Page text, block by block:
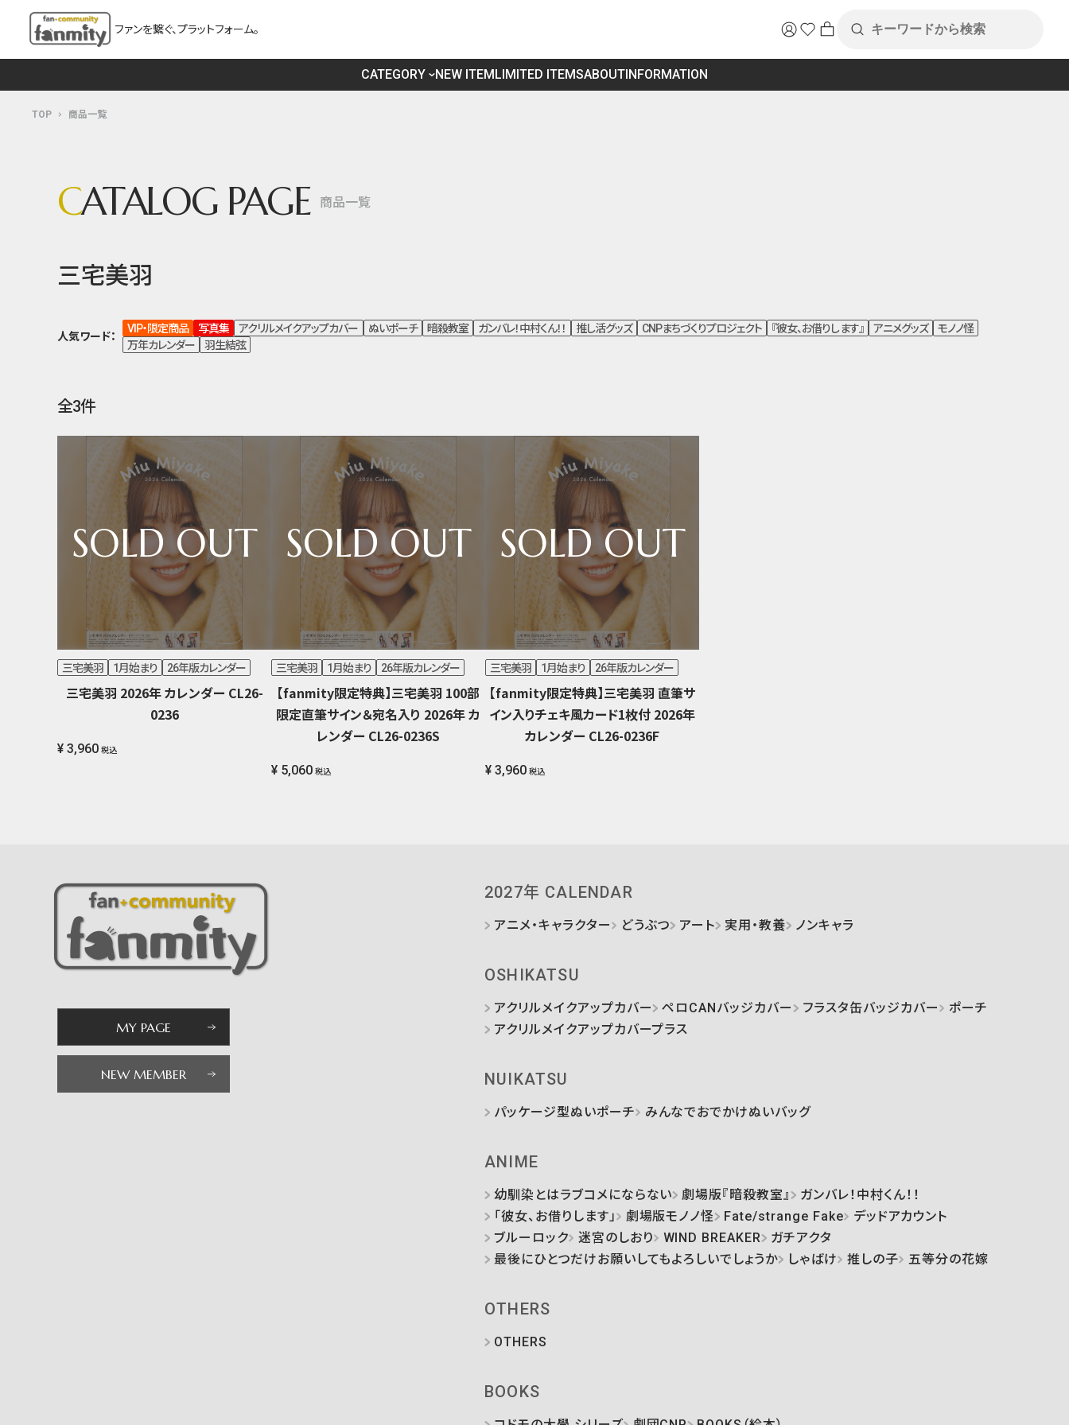
ファンを繋ぐ、プラットフォーム。
CATEGORY NEW ITEMLIMITED ITEMSABOUTINFORMATION
TOP 商品一覧
CATALOG PAGE 商品一覧
三宅美羽
人気ワード：
VIP・限定商品 写真集 アクリルメイクアップカバー ぬいポーチ 暗殺教室 ガンバレ！中村くん！！ 推し活グッズ CNPまちづくりプロジェクト 『彼女、お借りします』 アニメグッズ
モノノ怪
万年カレンダー
羽生結弦
全3件
三宅美羽 1月始まり 26年版カレンダー
三宅美羽 2026年 カレンダー CL26-
0236
¥ 3,960 税込
三宅美羽 1月始まり 26年版カレンダー
【fanmity限定特典】三宅美羽 100部
限定直筆サイン＆宛名入り 2026年 カ
レンダー CL26-0236S
¥ 5,060 税込
三宅美羽 1月始まり 26年版カレンダー
【fanmity限定特典】三宅美羽 直筆サ
イン入りチェキ風カード1枚付 2026年
カレンダー CL26-0236F
¥ 3,960 税込
MY PAGE
NEW MEMBER
2027年 CALENDAR
アニメ・キャラクター どうぶつ アート 実用・教養 ノンキャラ
OSHIKATSU
アクリルメイクアップカバー ペロCANバッジカバー フラスタ缶バッジカバー
ポーチ
アクリルメイクアップカバープラス
NUIKATSU
パッケージ型ぬいポーチ みんなでおでかけぬいバッグ
ANIME
幼馴染とはラブコメにならない 劇場版『暗殺教室』
ガンバレ！中村くん！！
「彼女、お借りします」
劇場版モノノ怪 Fate/strange Fake
デッドアカウント
ブルーロック
迷宮のしおり WIND BREAKER
ガチアクタ
最後にひとつだけお願いしてもよろしいでしょうか
しゃばけ 推しの子 五等分の花嫁
OTHERS
OTHERS
BOOKS